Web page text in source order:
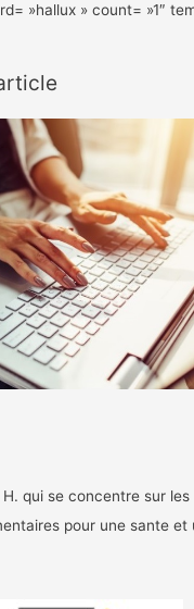
»hallux » count= »1″
qui se concentre sur
pour une sante et